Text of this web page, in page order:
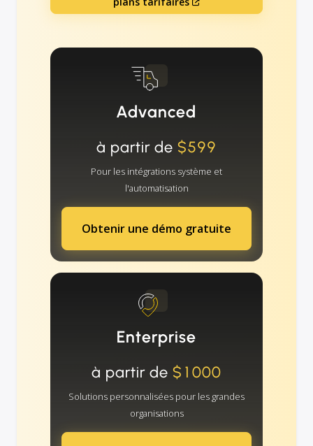
Advanced
à partir de $599
Pour les intégrations système et
l'automatisation
Obtenir une démo gratuite
Enterprise
à partir de $1000
Solutions personnalisées pour les grandes
organisations